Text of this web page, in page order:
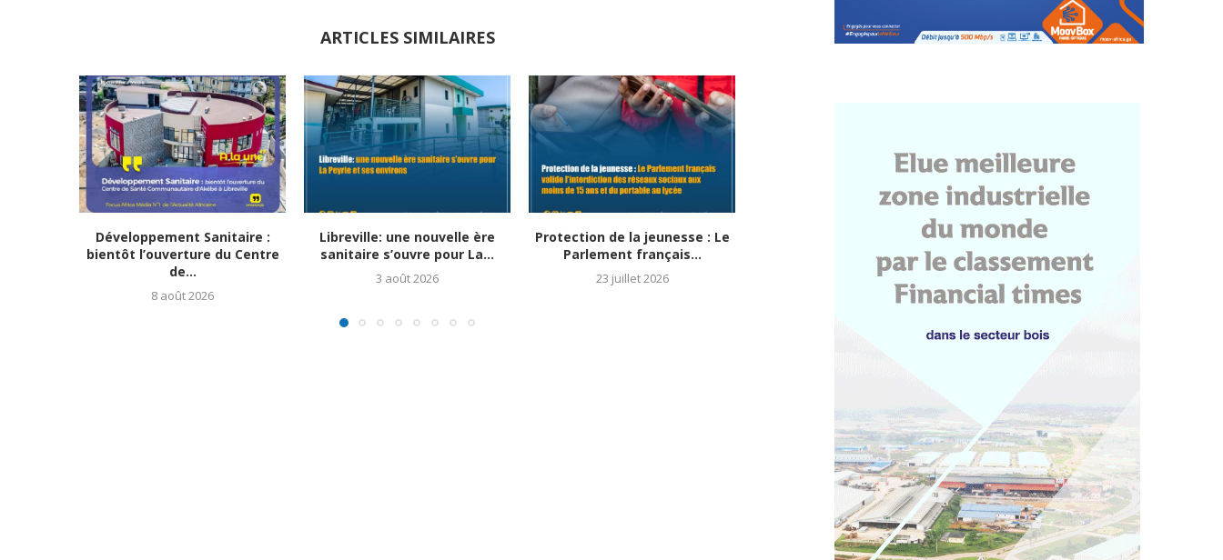
ARTICLES SIMILAIRES
Développement Sanitaire :
bientôt l’ouverture du Centre
de...
8 août 2026
Libreville: une nouvelle ère
sanitaire s’ouvre pour La...
3 août 2026
Protection de la jeunesse : Le
Parlement français...
23 juillet 2026
Santé : Zita Oligui Nguema
s’imprègne de l’expertise...
23 juillet 2026
Santé publique : Succès
retentissant pour la
première...
17 juillet 2026